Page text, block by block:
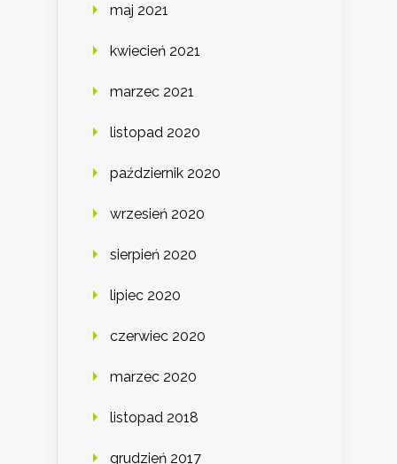
maj 2021
kwiecień 2021
marzec 2021
listopad 2020
październik 2020
wrzesień 2020
sierpień 2020
lipiec 2020
czerwiec 2020
marzec 2020
listopad 2018
grudzień 2017